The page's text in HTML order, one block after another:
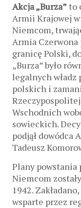
Akcja „Burza”to
Armii Krajowej
Niemcom,
Armia Czerwona
granicę Polski,
„Burza” było
legalnych
polskich i
Wschodnich
sowieckich.
podjął dowódca
Tadeusz
Plany powstania
Niemcom
1942.
wsparte przez